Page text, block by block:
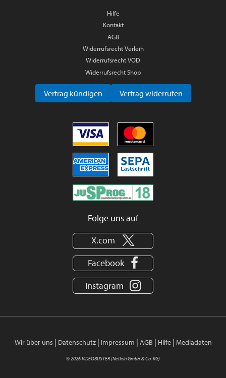
Hilfe
Kontakt
AGB
Widerrufsrecht Verleih
Widerrufsrecht VOD
Widerrufsrecht Shop
Vertrag kündigen Vertrag widerrufen
Folge uns auf
X.com
Facebook
Instagram
Wir über uns | Datenschutz| Impressum | AGB | Hilfe| Mediadaten
© 2026 VIDEOBUSTER (Netleih GmbH & Co. KG)